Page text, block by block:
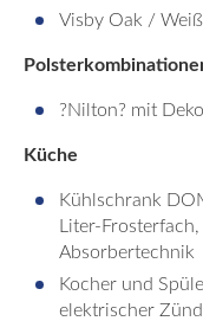
Visby Oak /
?Nilton? mit
Küche
Kühlschrank
Liter-
Absorbertechnik
Kocher und
elektrischer